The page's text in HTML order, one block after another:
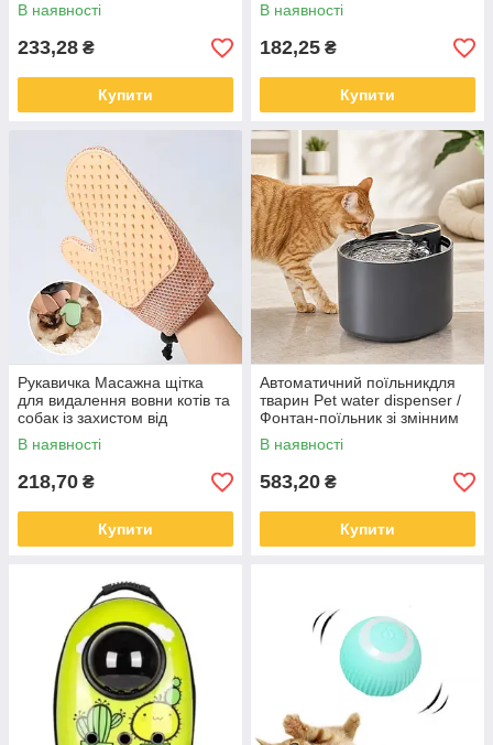
В наявності
233,28 ₴
Купити
MAGIC BOWL 1,5л
В наявності
182,25 ₴
Купити
Рукавичка Масажна щітка
для видалення вовни котів та
собак із захистом від
подряпин XL-147
В наявності
218,70 ₴
Купити
Автоматичний поїльникдля
тварин Pet water dispenser /
Фонтан-поїльник зі змінним
фільтром 3л
В наявності
583,20 ₴
Купити